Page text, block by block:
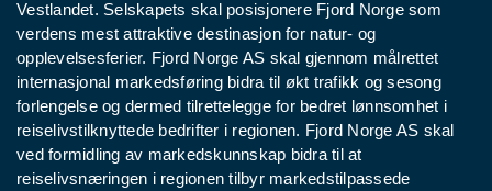
Vestlandet. Selskapets skal posisjonere Fjord Norge som
verdens mest attraktive destinasjon for natur- og
opplevelsesferier. Fjord Norge AS skal gjennom målrettet
internasjonal markedsføring bidra til økt trafikk og sesong
forlengelse og dermed tilrettelegge for bedret lønnsomhet i
reiselivstilknyttede bedrifter i regionen. Fjord Norge AS skal
ved formidling av markedskunnskap bidra til at
reiselivsnæringen i regionen tilbyr markedstilpassede